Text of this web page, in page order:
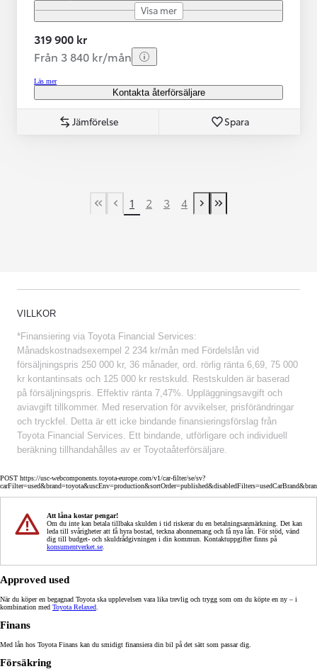
Visa mer
319 900 kr
Från 3 840 kr/mån
Läs mer
Kontakta återförsäljare
Jämförelse Spara
First Page
Previous page
1 2 3 4
Next page
Last Page
VILLKOR
*Finansiering via Toyota Financial Services:
Månadskostnadsexempel 2 234 kr/mån med Fördelslån vid
försäljningspris 250 000 kr, 36 månader, ord. rörlig ränta 6,69, 75 000
kr kontantinsats och 125 000 kr restskuld. Restskulden är baserad
på försäljningspris. Effektiv ränta 7,47%. Uppläggningsavgift och
aviavgift tillkommer. Med reservation för avvikelser, prisförändringar
och tryckfel. Detta är ett icke bindande finansieringsförslag från
Toyota Financial Services. Ett bindande, utförligare och individuell
beräkning tillhandahålles av er Toyotaåterförsäljare.
POST https://usc-webcomponents.toyota-europe.com/v1/car-filter/se/sv?
Att låna kostar pengar!
Om du inte kan betala tillbaka skulden i tid riskerar du en betalningsanmärkning. Det kan
leda till svårigheter att få hyra bostad, teckna abonnemang och få nya lån. För stöd, vänd
dig till budget- och skuldrådgivningen i din kommun. Kontaktuppgifter finns på
konsumentverket.se
Approved used
När du köper en begagnad Toyota ska upplevelsen vara lika trevlig och trygg som om du köpte en ny – i
kombination med Toyota Relaxed
Finans
Med lån hos Toyota Finans kan du smidigt finansiera din bil på det sätt som passar dig.
Försäkring